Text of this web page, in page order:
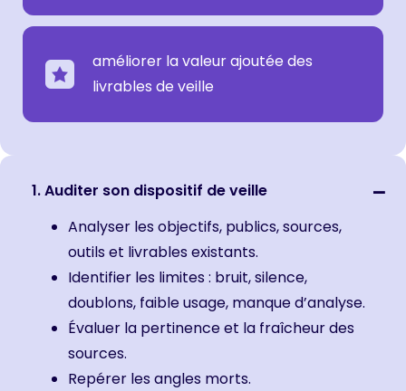
améliorer la valeur ajoutée des
livrables de veille
1. Auditer son dispositif de veille
Analyser les objectifs, publics, sources,
outils et livrables existants.
Identifier les limites : bruit, silence,
doublons, faible usage, manque d’analyse.
Évaluer la pertinence et la fraîcheur des
sources.
Repérer les angles morts.